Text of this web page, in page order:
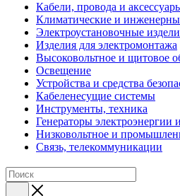
Кабели, провода и
Климатические и
Электроустановочные
Изделия для электромонтажа
Высоковольтное и щитовое
Освещение
Устройства и средства
Кабеленесущие системы
Инструменты, техника
Генераторы электроэнергии
Низковольтное и
Связь, телекоммуникации